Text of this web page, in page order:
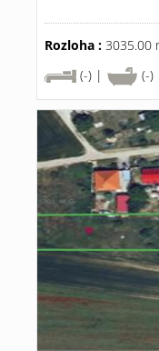
Rozloha : 3035.00
(-) |
(-)